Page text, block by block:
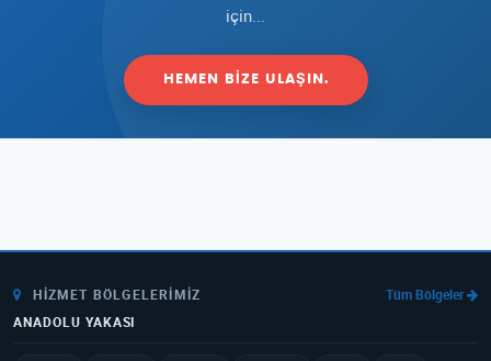
için...
HEMEN BIZE ULAŞIN.
HIZMET BÖLGELERIMIZ
Tüm Bölgeler
ANADOLU YAKASI